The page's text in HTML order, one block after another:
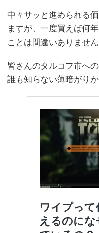
中々サッと進められる
ますが、一度買えば何
ことは間違いありません
皆さんのタルコフ市へ
誰も知らない薄暗がり